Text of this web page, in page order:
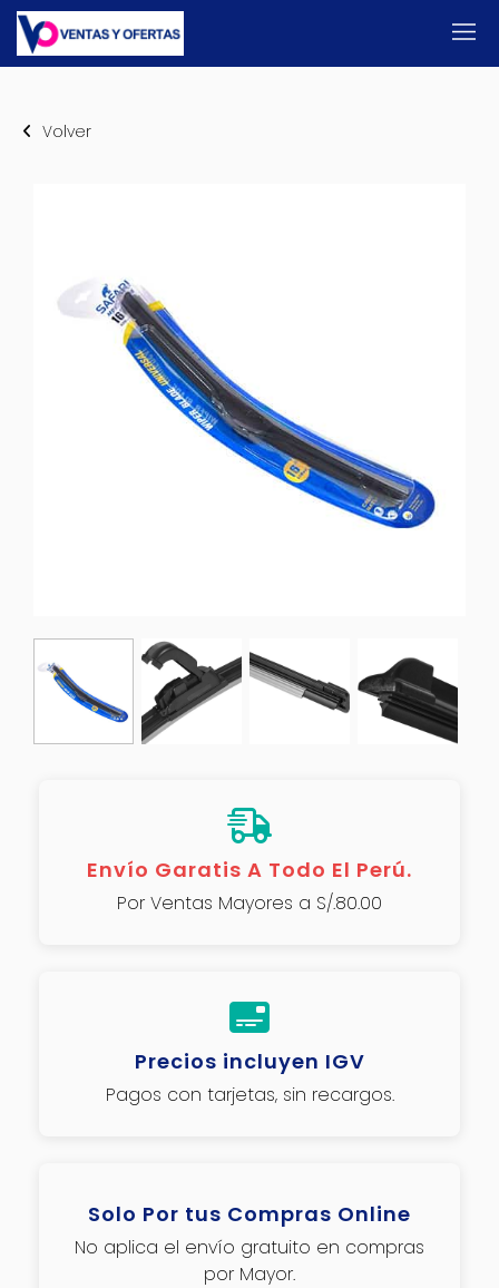
Volver
Envío Garatis A Todo El Perú.
Por Ventas Mayores a S/.80.00
Precios incluyen IGV
Pagos con tarjetas, sin recargos.
Solo Por tus Compras Online
No aplica el envío gratuito en compras
por Mayor.